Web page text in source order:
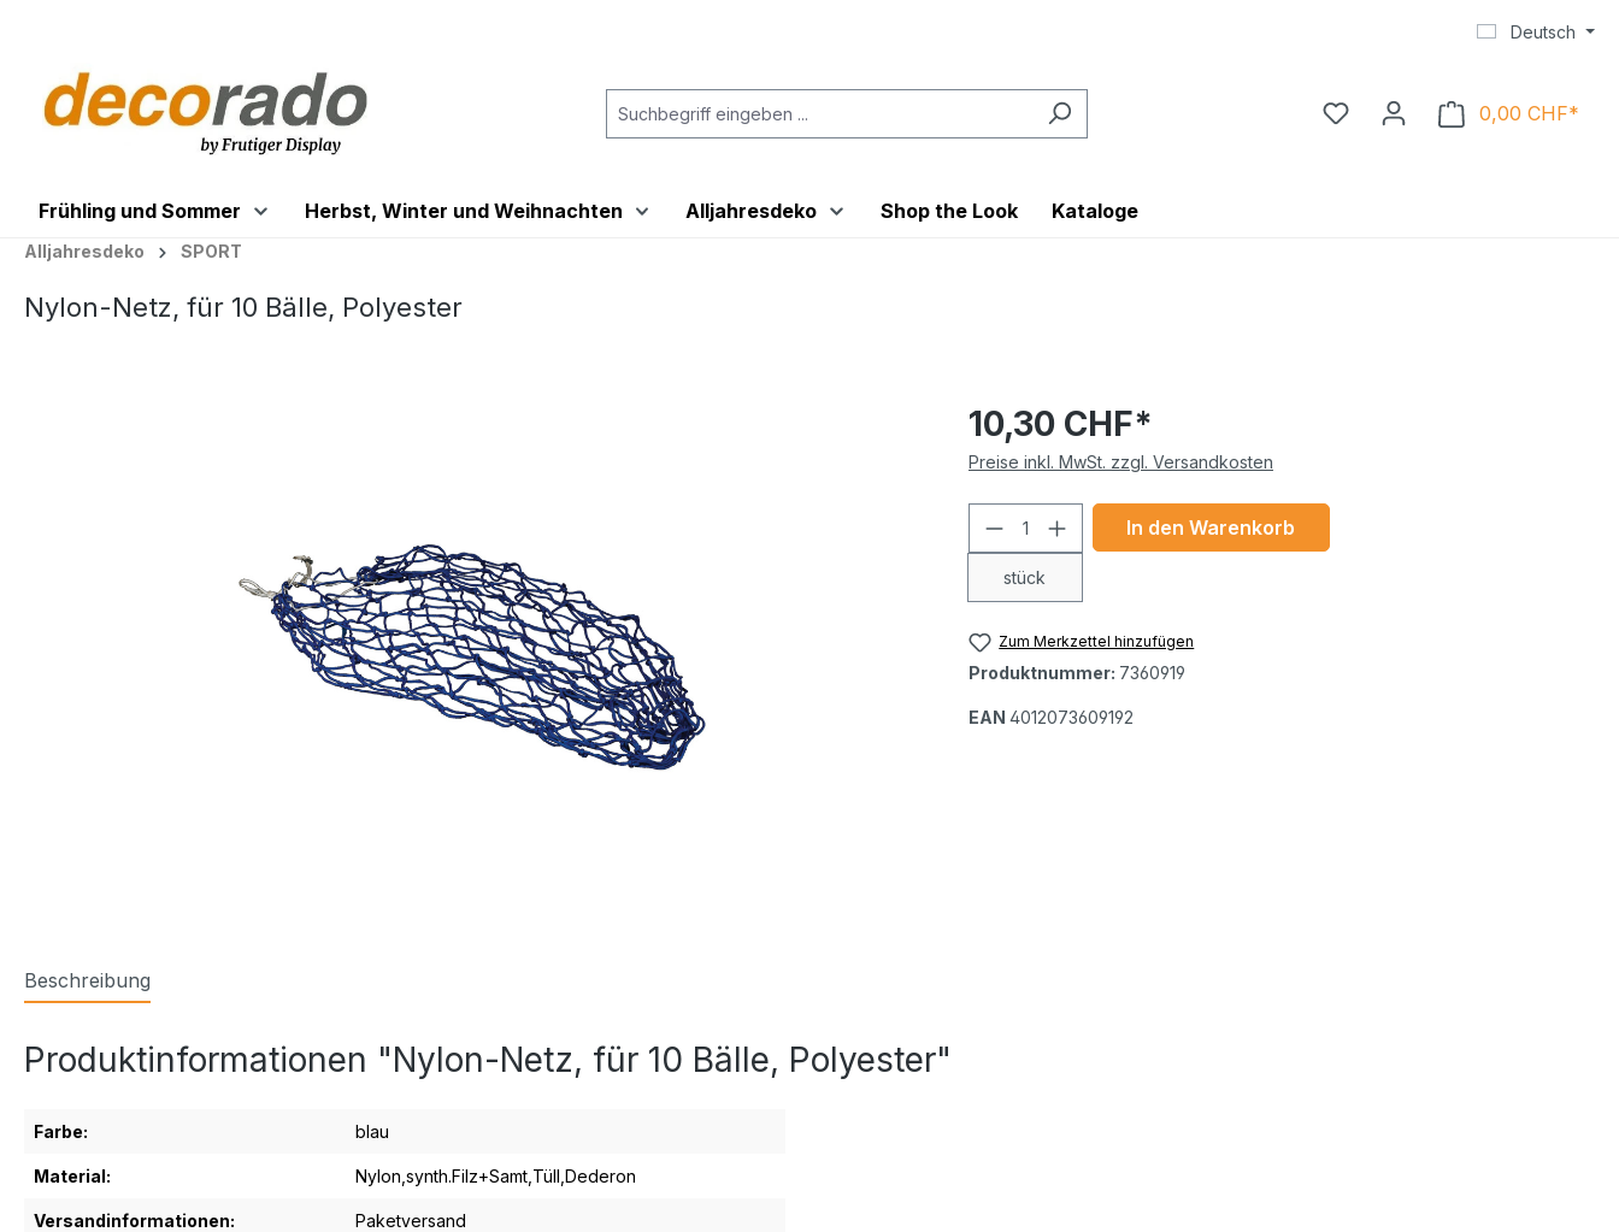
Deutsch
0,00 CHF*
Frühling und Sommer Herbst, Winter und Weihnachten Alljahresdeko Shop the Look Kataloge
Alljahresdeko SPORT
Nylon-Netz, für 10 Bälle, Polyester
10,30 CHF*
Preise inkl. MwSt. zzgl. Versandkosten
Produkt Anzahl: Gib den gewünschten Wert
stück
In den Warenkorb
Zum Merkzettel hinzufügen
Produktnummer: 7360919
EAN 4012073609192
Beschreibung
Produktinformationen "Nylon-Netz, für 10 Bälle, Polyester"
Farbe: blau
Material: Nylon,synth.Filz+Samt,Tüll,Dederon
Versandinformationen: Paketversand